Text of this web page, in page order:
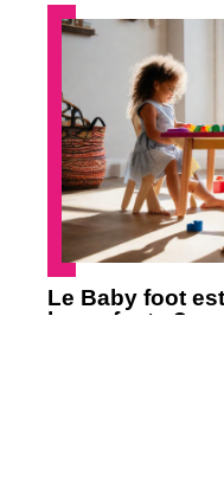
Le Baby foot
les enfants ?